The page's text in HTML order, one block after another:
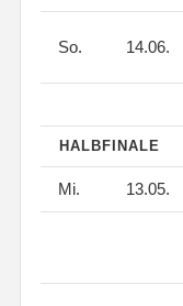
So. 14.06.
HALBFINALE
Mi. 13.05.